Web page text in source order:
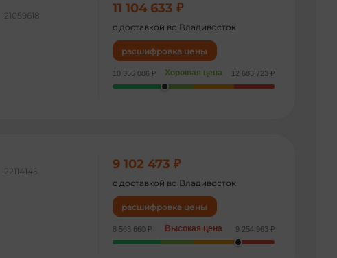
21059618 11 104 633 ₽
с доставкой во Владивосток
расшифровка цены
10 355 086 ₽ Хорошая цена 12 683 723 ₽
22114145 9 102 473 ₽
с доставкой во Владивосток
расшифровка цены
8 563 660 ₽ Высокая цена 9 254 963 ₽